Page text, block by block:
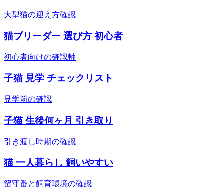
大型猫の迎え方確認
猫ブリーダー 選び方 初心者
初心者向けの確認軸
子猫 見学 チェックリスト
見学前の確認
子猫 生後何ヶ月 引き取り
引き渡し時期の確認
猫 一人暮らし 飼いやすい
留守番と飼育環境の確認